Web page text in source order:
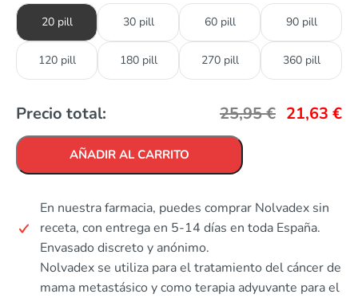
20 pill 30 pill 60 pill 90 pill
120 pill 180 pill 270 pill 360 pill
Precio total: 25,95€ 21,63 €
AÑADIR AL CARRITO
En nuestra farmacia, puedes comprar Nolvadex sin
receta, con entrega en 5-14 días en toda España.
Envasado discreto y anónimo.
Nolvadex se utiliza para el tratamiento del cáncer de
mama metastásico y como terapia adyuvante para el